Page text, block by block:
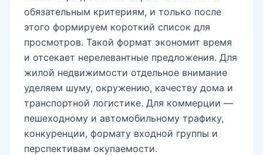
обязательным критериям, и только после
этого формируем короткий список для
просмотров. Такой формат экономит время
и отсекает нерелевантные предложения. Для
жилой недвижимости отдельное внимание
уделяем шуму, окружению, качеству дома и
транспортной логистике. Для коммерции —
пешеходному и автомобильному трафику,
конкуренции, формату входной группы и
перспективам окупаемости.